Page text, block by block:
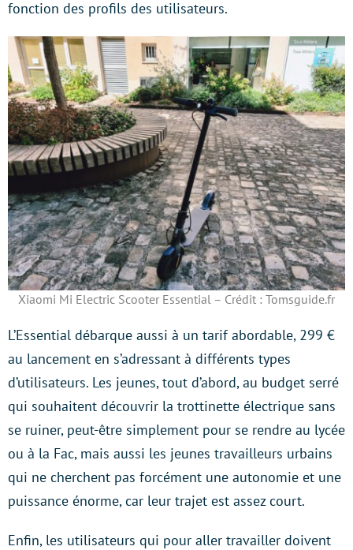
fonction des profils des utilisateurs.
Xiaomi Mi Electric Scooter Essential – Crédit : Tomsguide.fr
L’Essential débarque aussi à un tarif abordable, 299 €
au lancement en s’adressant à différents types
d’utilisateurs. Les jeunes, tout d’abord, au budget serré
qui souhaitent découvrir la trottinette électrique sans
se ruiner, peut-être simplement pour se rendre au lycée
ou à la Fac, mais aussi les jeunes travailleurs urbains
qui ne cherchent pas forcément une autonomie et une
puissance énorme, car leur trajet est assez court.
Enfin, les utilisateurs qui pour aller travailler doivent